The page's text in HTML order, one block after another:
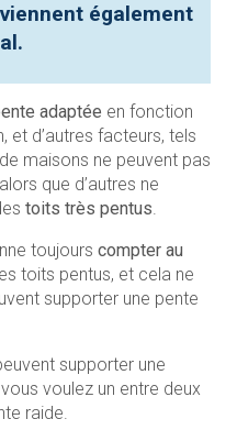
également
.
adaptée en fonction
et d’autres facteurs, tels
maisons ne peuvent pas
que d’autres ne
toits très pentus.
toujours compter au
toits pentus, et cela ne
supporter une pente
supporter une
voulez un entre deux
raide.